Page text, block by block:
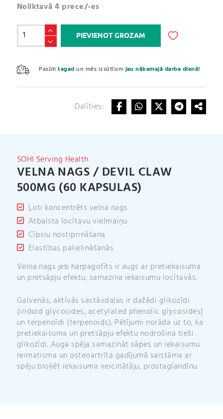
Noliktavā 4 prece/-es
Velna
nags
Devil
Claw
500mg
PIEVIENOT GROZAM
Pasūtitagad un mēs izsūtīsimjau nākamajā darba dienā!
e
r
n
Dalīties:
SOHI Serving Health
VELNA NAGS / DEVIL CLAW
500MG (60 KAPSULAS)
Ļoti koncentrēts velna nags
Atbalsta locītavu vielmaiņu
Cīpslu nostiprināšana
Elastības palielināšanās
Velna nags jeb harpagofīts ir augs ar pretiekaisuma
un pretsāpju efektu, samazina iekaisumu locītavās.
Galvenās, aktīvās sastāvdaļas ir dažādi glikozīdi
(iridoid glycosides, acetylated phenolic glycosides)
un terpenoīdi (terpenoids). Pētījumi norāda uz to, ka
pretiekaisuma un pretsāpju efektu nodrošina tieši
glikozīdi. Auga spēja samazināt sāpes un iekaisumu
reimatisma un osteoartrīta gadījumā saistāma ar
spēju bloķēt iekaisuma veicinātāju, prostaglandīnu